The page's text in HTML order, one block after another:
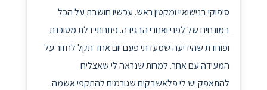
סיפוקי בנישואיי ומקטין ראש. עכשיו חושבת על הכל
במונחים של לפני ואחרי הבגידה. פתחתי דלת מסוכנת
ופוחדת שהידיעה שמעדתי פעם יום אחד תקל לחזור על
המעידה עם אחר. למרות שנראה לי שאצליח
להתאפק.יש לי פלאשבקים שגורמים להתקפי אשמה.